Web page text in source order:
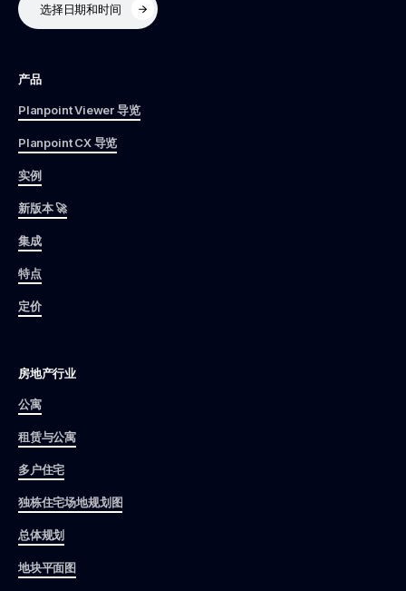
选择日期和时间
产品
Planpoint Viewer 导览
Planpoint CX 导览
实例
新版本 🚀
集成
特点
定价
房地产行业
公寓
租赁与公寓
多户住宅
独栋住宅场地规划图
总体规划
地块平面图